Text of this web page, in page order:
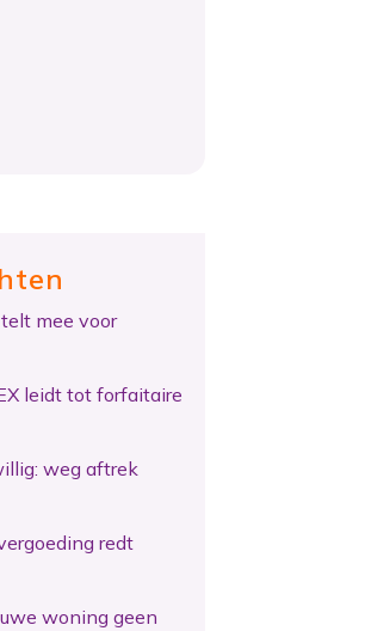
mee voor
leidt tot forfaitaire
weg aftrek
redt
woning geen